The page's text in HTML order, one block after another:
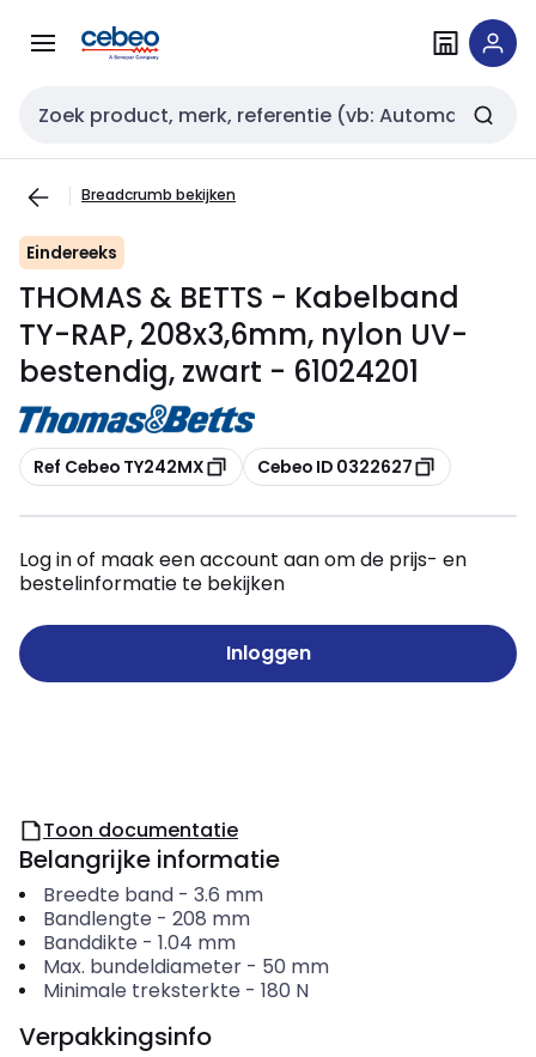
naar
naar
Zoekveld invoer
Breadcrumb bekijken
Eindereeks
THOMAS & BETTS - Kabelband
TY-RAP, 208x3,6mm, nylon UV-
bestendig, zwart - 61024201
Kopiëren
Ref Cebeo TY242MX Kopiëren
Cebeo ID 0322627
Log in of maak een account aan om de prijs- en
bestelinformatie te bekijken
Inloggen
Toon documentatie
Belangrijke informatie
Breedte band- 3.6 mm
Bandlengte - 208 mm
Banddikte - 1.04 mm
Max. bundeldiameter- 50 mm
Minimale treksterkte - 180 N
Verpakkingsinfo